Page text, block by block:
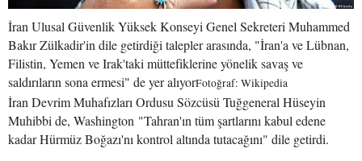
İran Ulusal Güvenlik Yüksek Konseyi Genel Sekreteri Muhammed
Bakır Zülkadir'in dile getirdiği talepler arasında, "İran'a ve Lübnan,
Filistin, Yemen ve Irak'taki müttefiklerine yönelik savaş ve
saldırıların sona ermesi" de yer alıyorFotoğraf: Wikipedia
İran Devrim Muhafızları Ordusu Sözcüsü Tuğgeneral Hüseyin
Muhibbi de, Washington "Tahran'ın tüm şartlarını kabul edene
kadar Hürmüz Boğazı'nı kontrol altında tutacağını" dile getirdi.